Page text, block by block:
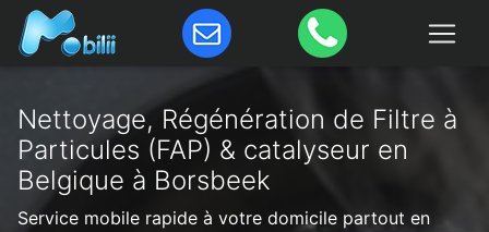
Nettoyage, Régénération de Filtre à
Particules (FAP) & catalyseur en
Belgique à Borsbeek
Service mobile rapide à votre domicile partout en